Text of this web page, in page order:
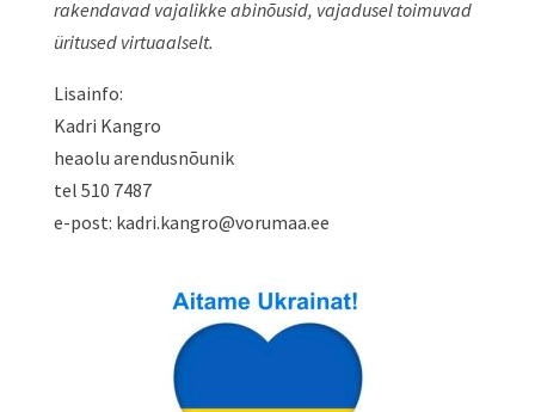
rakendavad vajalikke abinõusid, vajadusel toimuvad
üritused virtuaalselt.
Lisainfo:
Kadri Kangro
heaolu arendusnõunik
tel 510 7487
e-post: kadri.kangro@vorumaa.ee